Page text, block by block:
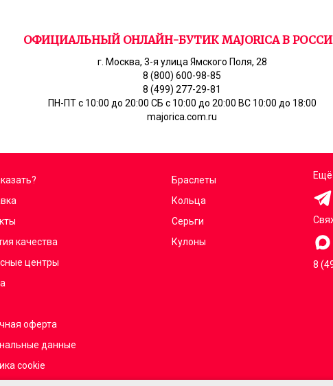
ОФИЦИАЛЬНЫЙ ОНЛАЙН-БУТИК MAJORICA В
г. Москва, 3-я улица Ямского Поля, 28
8 (800) 600-98-85
8 (499) 277-29-81
ПН-ПТ с 10:00 до 20:00 СБ с 10:00 до 20:00 ВС 10:00 до 18:00
majorica.com.ru
качества
центры
оферта
данные
cookie
Браслеты
Кольца
Серьги
Кулоны
Ещё
8